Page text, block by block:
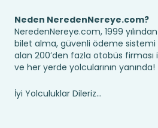
Neden NeredenNereye.com?
NeredenNereye.com, 1999
bilet alma, güvenli ödeme
alan 200’den fazla otobüs
ve her yerde yolcularının yanında!
İyi Yolculuklar Dileriz...